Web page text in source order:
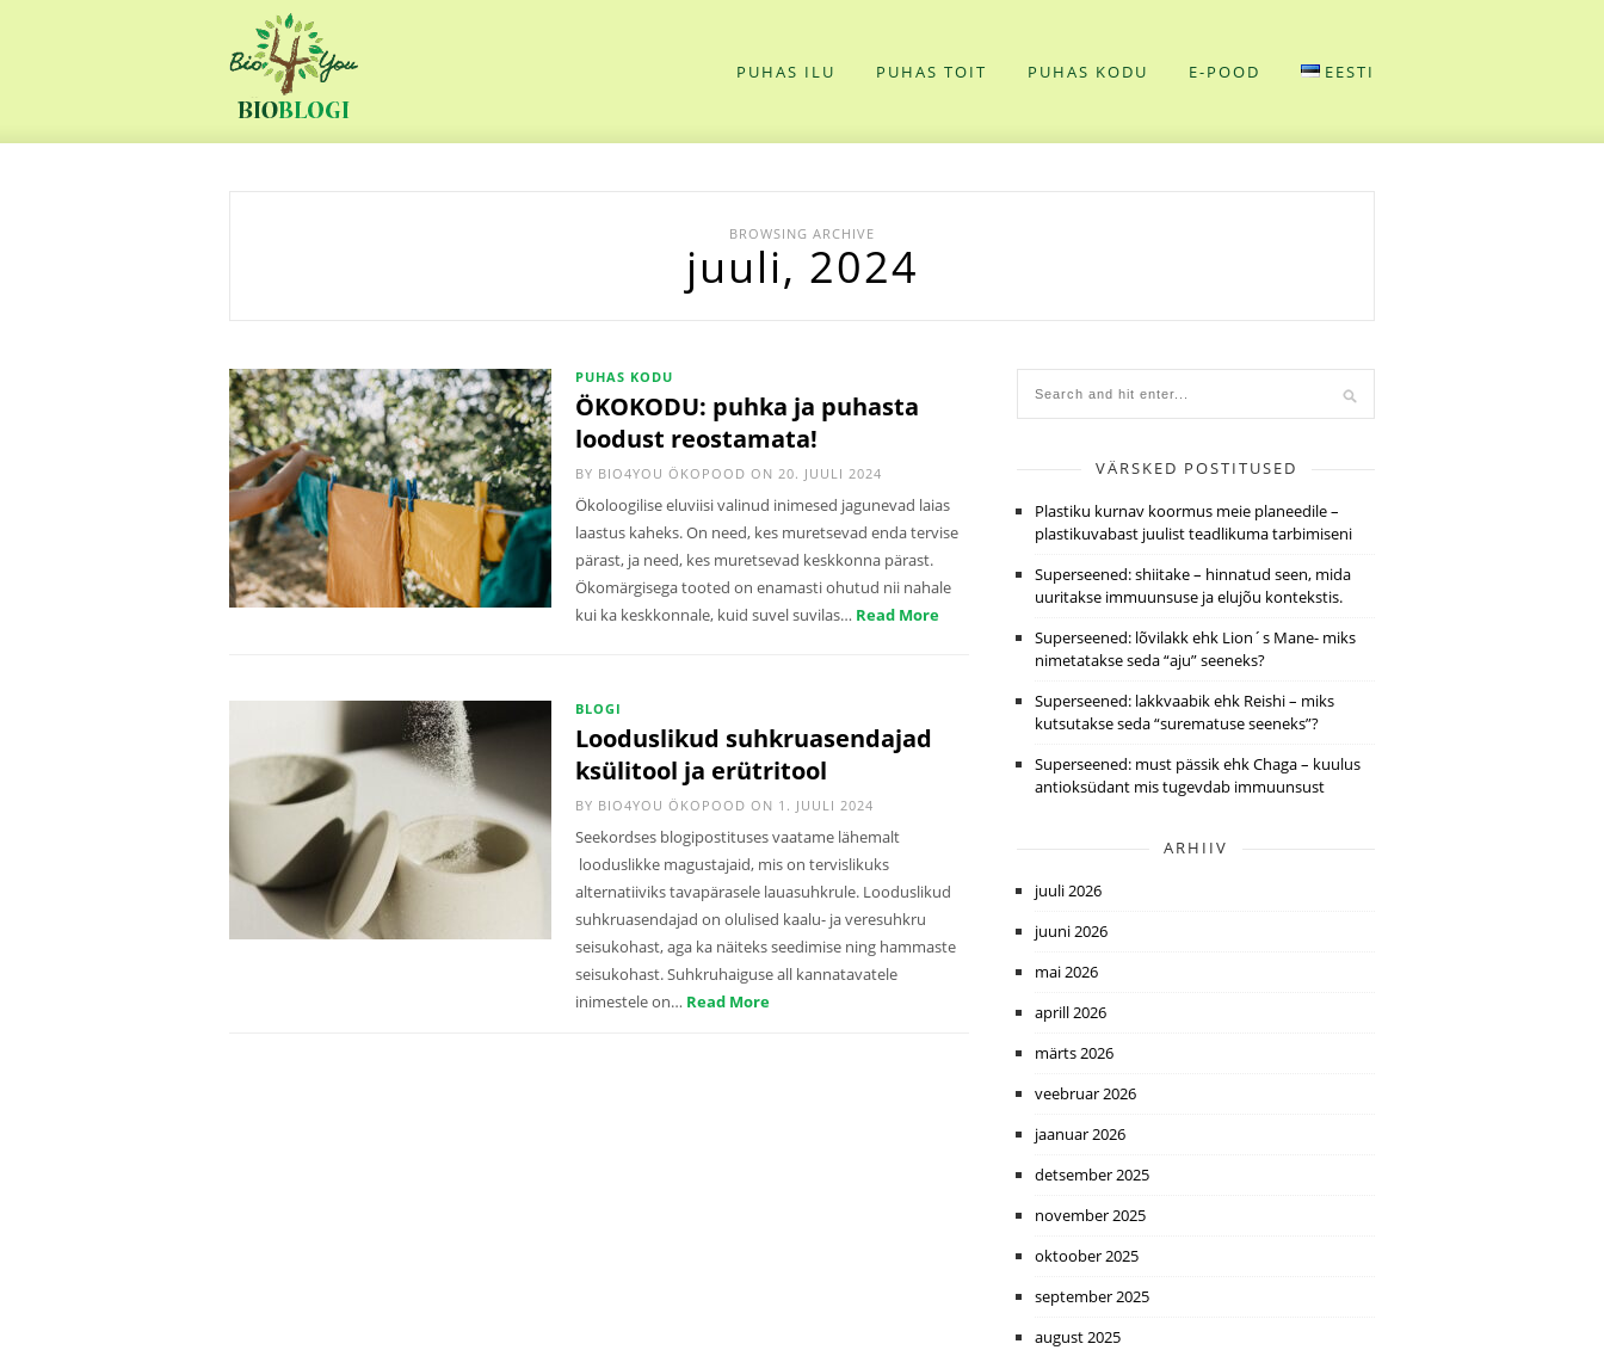
PUHAS ILU PUHAS TOIT PUHAS KODU E-POOD EESTI
BROWSING ARCHIVE
juuli, 2024
PUHAS KODU
ÖKOKODU: puhka ja puhasta
loodust reostamata!
BY BIO4YOU ÖKOPOOD ON 20. JUULI 2024
Ökoloogilise eluviisi valinud inimesed jagunevad laias
laastus kaheks. On need, kes muretsevad enda tervise
pärast, ja need, kes muretsevad keskkonna pärast.
Ökomärgisega tooted on enamasti ohutud nii nahale
kui ka keskkonnale, kuid suvel suvilas… Read More
BLOGI
Looduslikud suhkruasendajad
ksülitool ja erütritool
BY BIO4YOU ÖKOPOOD ON 1. JUULI 2024
Seekordses blogipostituses vaatame lähemalt
looduslikke magustajaid, mis on tervislikuks
alternatiiviks tavapärasele lauasuhkrule. Looduslikud
suhkruasendajad on olulised kaalu- ja veresuhkru
seisukohast, aga ka näiteks seedimise ning hammaste
seisukohast. Suhkruhaiguse all kannatavatele
inimestele on… Read More
VÄRSKED POSTITUSED
Plastiku kurnav koormus meie planeedile –
plastikuvabast juulist teadlikuma tarbimiseni
Superseened: shiitake – hinnatud seen, mida
uuritakse immuunsuse ja elujõu kontekstis.
Superseened: lõvilakk ehk Lion´s Mane- miks
nimetatakse seda “aju” seeneks?
Superseened: lakkvaabik ehk Reishi – miks
kutsutakse seda “surematuse seeneks”?
Superseened: must pässik ehk Chaga – kuulus
antioksüdant mis tugevdab immuunsust
ARHIIV
juuli 2026
juuni 2026
mai 2026
aprill 2026
märts 2026
veebruar 2026
jaanuar 2026
detsember 2025
november 2025
oktoober 2025
september 2025
august 2025